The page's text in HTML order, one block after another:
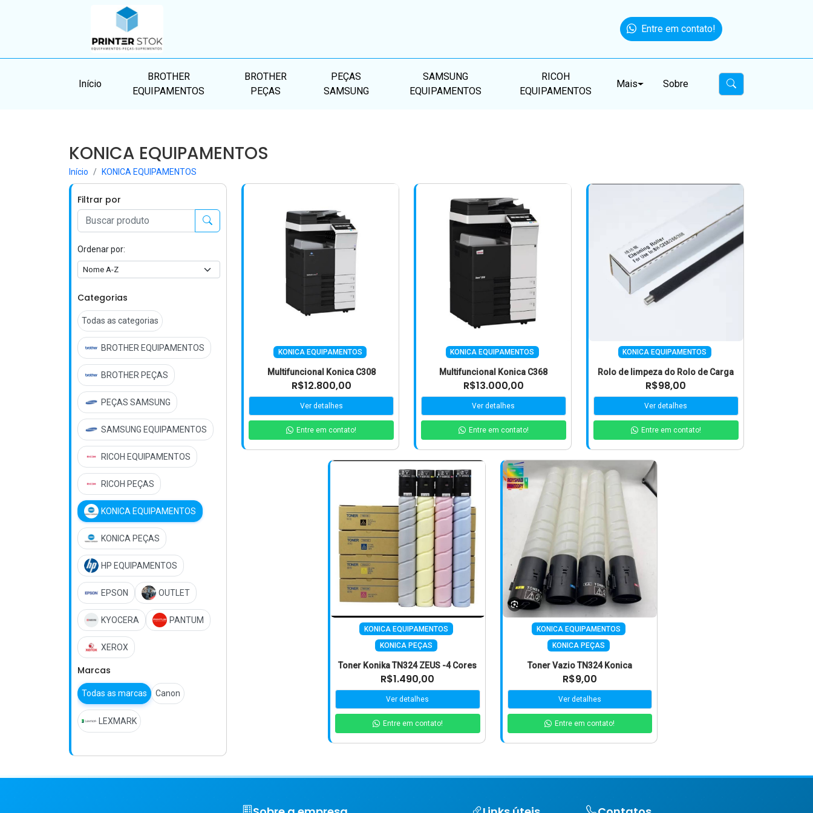
Entre em contato!
Início
BROTHER
EQUIPAMENTOS
BROTHER
PEÇAS
PEÇAS
SAMSUNG
SAMSUNG
EQUIPAMENTOS
RICOH
EQUIPAMENTOS
Mais Sobre
KONICA EQUIPAMENTOS
Início KONICA EQUIPAMENTOS
Filtrar por
Ordenar por:
Categorias
Todas as categorias
BROTHER EQUIPAMENTOS
BROTHER PEÇAS
PEÇAS SAMSUNG
SAMSUNG EQUIPAMENTOS
RICOH EQUIPAMENTOS
RICOH PEÇAS
KONICA EQUIPAMENTOS
KONICA PEÇAS
HP EQUIPAMENTOS
EPSON OUTLET
KYOCERA PANTUM
XEROX
Marcas
Todas as marcas Canon
LEXMARK
KONICA EQUIPAMENTOS
Multifuncional Konica C308
R$12.800,00
Ver detalhes
Entre em contato!
KONICA EQUIPAMENTOS
Multifuncional Konica C368
R$13.000,00
Ver detalhes
Entre em contato!
KONICA EQUIPAMENTOS
Rolo de limpeza do Rolo de Carga
R$98,00
Ver detalhes
Entre em contato!
KONICA EQUIPAMENTOS
KONICA PEÇAS
Toner Konika TN324 ZEUS -4 Cores
R$1.490,00
Ver detalhes
Entre em contato!
KONICA EQUIPAMENTOS
KONICA PEÇAS
Toner Vazio TN324 Konica
R$9,00
Ver detalhes
Entre em contato!